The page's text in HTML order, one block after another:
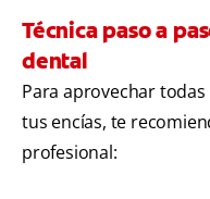
Técnica paso a
dental
Para aprovechar
tus encías, te
profesional: